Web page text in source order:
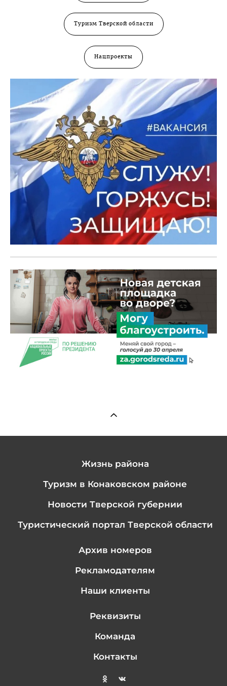
Туризм Тверской области
Нацпроекты
Жизнь района
Туризм в Конаковском районе
Новости Тверской губернии
Туристический портал Тверской области
Архив номеров
Рекламодателям
Наши клиенты
Реквизиты
Команда
Контакты